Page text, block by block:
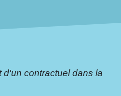
d'un contractuel dans la